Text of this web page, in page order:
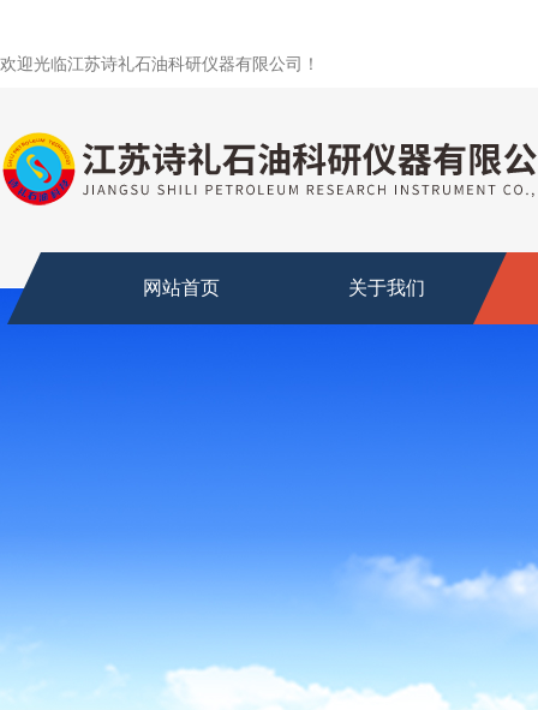
欢迎光临江苏诗礼石油科研仪器有限公司！
网站首页 关于我们